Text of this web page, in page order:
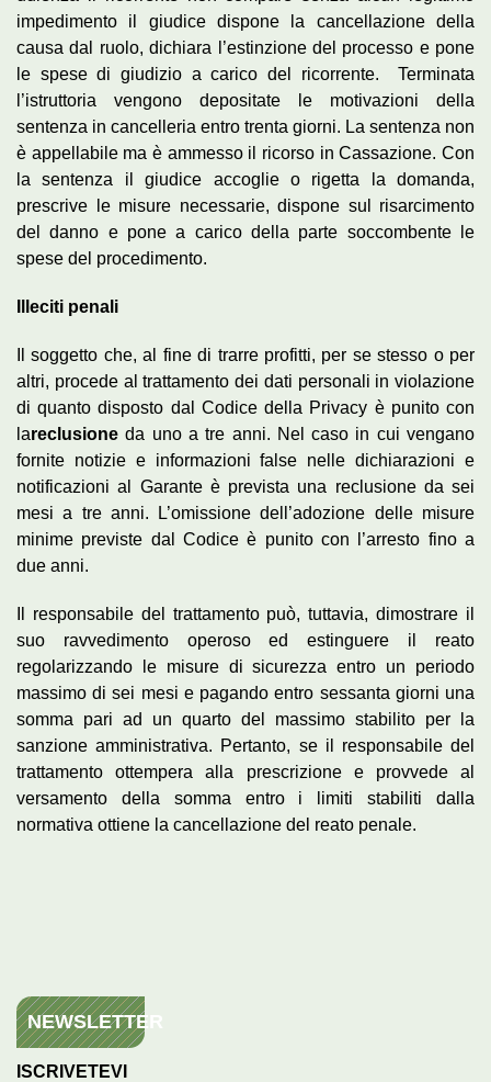
impedimento il giudice dispone la cancellazione della
causa dal ruolo, dichiara l’estinzione del processo e pone
le spese di giudizio a carico del ricorrente. Terminata
l’istruttoria vengono depositate le motivazioni della
sentenza in cancelleria entro trenta giorni. La sentenza non
è appellabile ma è ammesso il ricorso in Cassazione. Con
la sentenza il giudice accoglie o rigetta la domanda,
prescrive le misure necessarie, dispone sul risarcimento
del danno e pone a carico della parte soccombente le
spese del procedimento.
Illeciti penali
Il soggetto che, al fine di trarre profitti, per se stesso o per
altri, procede al trattamento dei dati personali in violazione
di quanto disposto dal Codice della Privacy è punito con
lareclusione da uno a tre anni. Nel caso in cui vengano
fornite notizie e informazioni false nelle dichiarazioni e
notificazioni al Garante è prevista una reclusione da sei
mesi a tre anni. L’omissione dell’adozione delle misure
minime previste dal Codice è punito con l’arresto fino a
due anni.
Il responsabile del trattamento può, tuttavia, dimostrare il
suo ravvedimento operoso ed estinguere il reato
regolarizzando le misure di sicurezza entro un periodo
massimo di sei mesi e pagando entro sessanta giorni una
somma pari ad un quarto del massimo stabilito per la
sanzione amministrativa. Pertanto, se il responsabile del
trattamento ottempera alla prescrizione e provvede al
versamento della somma entro i limiti stabiliti dalla
normativa ottiene la cancellazione del reato penale.
NEWSLETTER
ISCRIVETEVI